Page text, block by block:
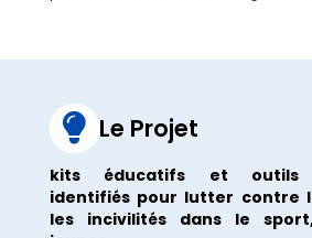
 Le Projet
kits éducatifs et outils
identifiés pour lutter contre
les incivilités dans le